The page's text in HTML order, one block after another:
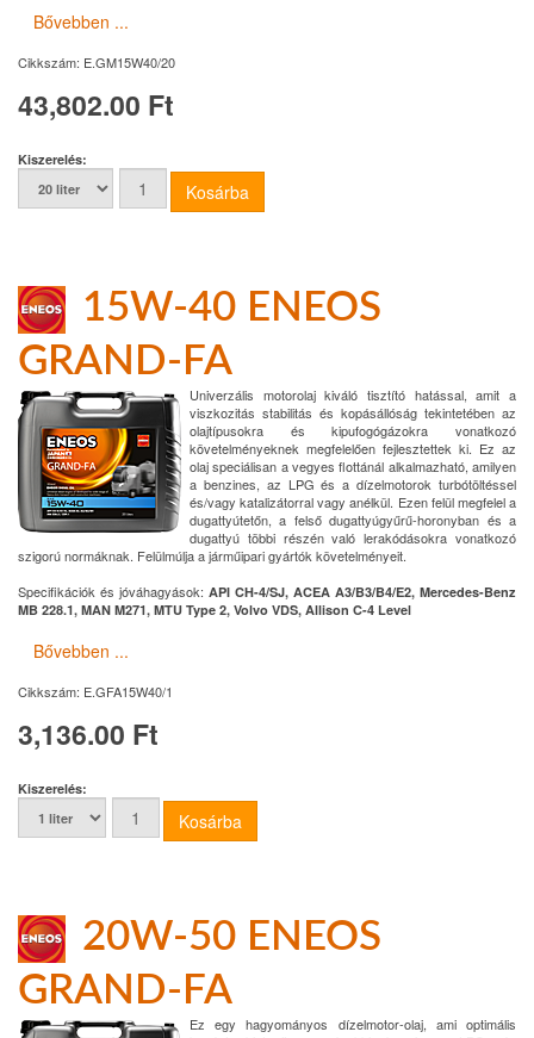
Bővebben ...
Cikkszám: E.GM15W40/20
43,802.00 Ft
Kiszerelés:
15W-40 ENEOS
GRAND-FA
Univerzális motorolaj kiváló tisztító hatással, amit a
viszkozitás stabilitás és kopásállóság tekintetében az
olajtípusokra és kipufogógázokra vonatkozó
követelményeknek megfelelően fejlesztettek ki. Ez az
olaj speciálisan a vegyes flottánál alkalmazható, amilyen
a benzines, az LPG és a dízelmotorok turbótöltéssel
és/vagy katalizátorral vagy anélkül. Ezen felül megfelel a
dugattyútetőn, a felső dugattyúgyűrű-horonyban és a
dugattyú többi részén való lerakódásokra vonatkozó
szigorú normáknak. Felülmúlja a járműipari gyártók követelményeit.
Specifikációk és jóváhagyások: API CH-4/SJ, ACEA A3/B3/B4/E2, Mercedes-Benz
MB 228.1, MAN M271, MTU Type 2, Volvo VDS, Allison C-4 Level
Bővebben ...
Cikkszám: E.GFA15W40/1
3,136.00 Ft
Kiszerelés:
20W-50 ENEOS
GRAND-FA
Ez egy hagyományos dízelmotor-olaj, ami optimális